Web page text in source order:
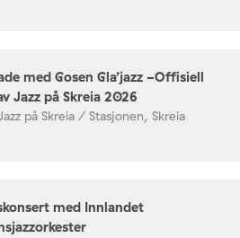
med Gosen Gla’jazz -Offisiell
Jazz på Skreia 2026
på Skreia / Stasjonen, Skreia
med Innlandet